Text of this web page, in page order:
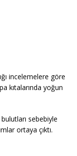
incelemelere göre
kıtalarında yoğun
sebebiyle
ortaya çıktı.